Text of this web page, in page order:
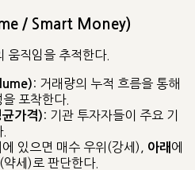
/ Smart Money)
움직임을 추적한다.
: 거래량의 누적 흐름을 통해
포착한다.
가격) : 기관 투자자들이 주요 기
에 있으면 매수 우위(강세), 아래 에
세)로 판단한다.